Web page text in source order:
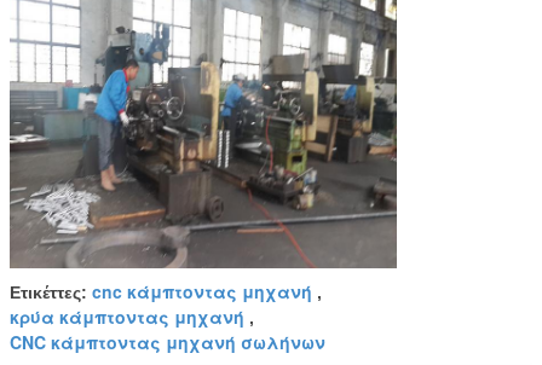
Ετικέττες: cnc κάμπτοντας μηχανή ,
κρύα κάμπτοντας μηχανή ,
CNC κάμπτοντας μηχανή σωλήνων